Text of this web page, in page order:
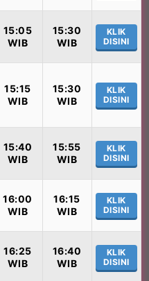
15:05
WIB
15:30
WIB
KLIK
DISINI
15:15
WIB
15:30
WIB
KLIK
DISINI
15:40
WIB
15:55
WIB
KLIK
DISINI
16:00
WIB
16:15
WIB
KLIK
DISINI
16:25
WIB
16:40
WIB
KLIK
DISINI